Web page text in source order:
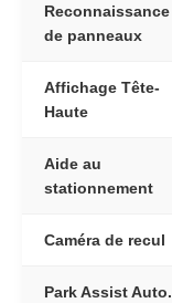
Reconnaissance
de panneaux
Affichage Tête-
Haute
Aide au
stationnement
Caméra de recul
Park Assist Auto.